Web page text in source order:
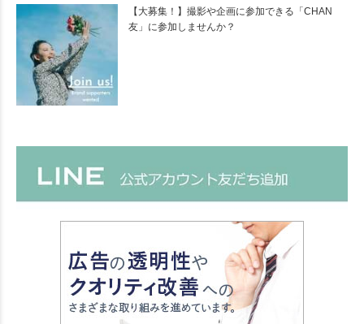
【大募集！】撮影や企画に参加できる「CHAN
友」に参加しませんか？